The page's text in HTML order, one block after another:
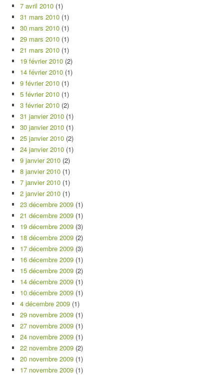
7 avril 2010 (1)
31 mars 2010 (1)
30 mars 2010 (1)
29 mars 2010 (1)
21 mars 2010 (1)
19 février 2010 (2)
14 février 2010 (1)
9 février 2010 (1)
5 février 2010 (1)
3 février 2010 (2)
31 janvier 2010 (1)
30 janvier 2010 (1)
25 janvier 2010 (2)
24 janvier 2010 (1)
9 janvier 2010 (2)
8 janvier 2010 (1)
7 janvier 2010 (1)
2 janvier 2010 (1)
23 décembre 2009 (1)
21 décembre 2009 (1)
19 décembre 2009 (3)
18 décembre 2009 (2)
17 décembre 2009 (3)
16 décembre 2009 (1)
15 décembre 2009 (2)
14 décembre 2009 (1)
10 décembre 2009 (1)
4 décembre 2009 (1)
29 novembre 2009 (1)
27 novembre 2009 (1)
24 novembre 2009 (1)
22 novembre 2009 (2)
20 novembre 2009 (1)
17 novembre 2009 (1)